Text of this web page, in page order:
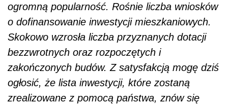
ogromną popularność. Rośnie liczba wniosków
o dofinansowanie inwestycji mieszkaniowych.
Skokowo wzrosła liczba przyznanych dotacji
bezzwrotnych oraz rozpoczętych i
zakończonych budów. Z satysfakcją mogę dziś
ogłosić, że lista inwestycji, które zostaną
zrealizowane z pomocą państwa, znów się